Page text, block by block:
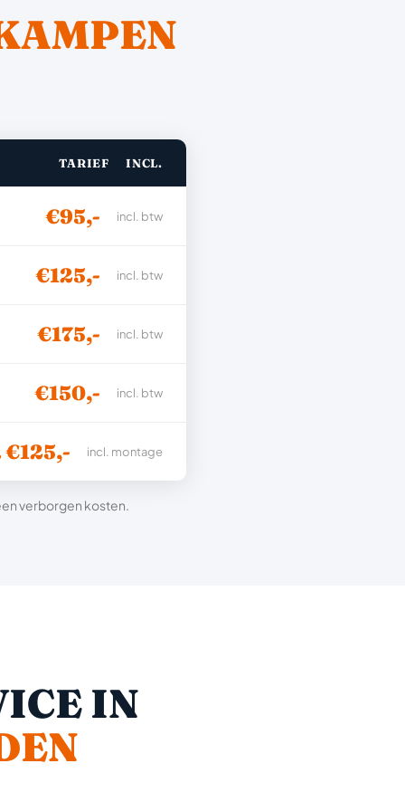
TARIEF INCL.
€95,- incl. btw
€125,- incl. btw
€175,- incl. btw
€150,- incl. btw
€125,- incl. montage
verborgen kosten.
IN